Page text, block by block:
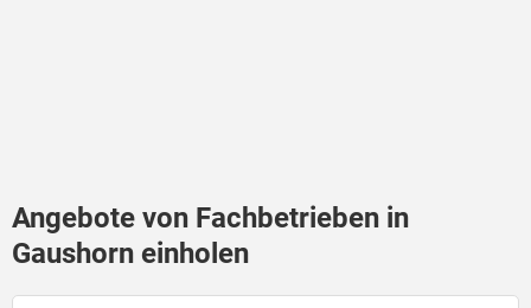
Angebote von Fachbetrieben in
Gaushorn einholen